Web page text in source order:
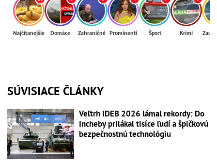
Najčítanejšie Domáce Zahraničné Prominenti Šport Krimi
SÚVISIACE ČLÁNKY
Veľtrh IDEB 2026 lámal rekordy: Do
Incheby prilákal tisíce ľudí a špičkovú
bezpečnostnú technológiu